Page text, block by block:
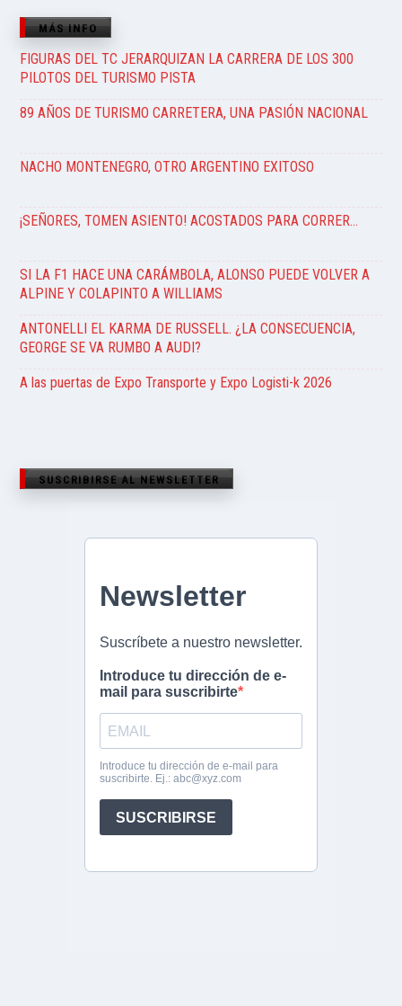
MÁS INFO
FIGURAS DEL TC JERARQUIZAN LA CARRERA DE LOS 300
PILOTOS DEL TURISMO PISTA
89 AÑOS DE TURISMO CARRETERA, UNA PASIÓN NACIONAL
NACHO MONTENEGRO, OTRO ARGENTINO EXITOSO
¡SEÑORES, TOMEN ASIENTO! ACOSTADOS PARA CORRER…
SI LA F1 HACE UNA CARÁMBOLA, ALONSO PUEDE VOLVER A
ALPINE Y COLAPINTO A WILLIAMS
ANTONELLI EL KARMA DE RUSSELL. ¿LA CONSECUENCIA,
GEORGE SE VA RUMBO A AUDI?
A las puertas de Expo Transporte y Expo Logisti-k 2026
SUSCRIBIRSE AL NEWSLETTER